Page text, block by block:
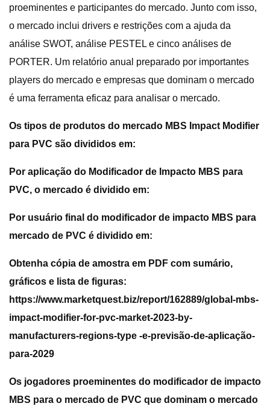
proeminentes e participantes do mercado. Junto com isso,
o mercado inclui drivers e restrições com a ajuda da
análise SWOT, análise PESTEL e cinco análises de
PORTER. Um relatório anual preparado por importantes
players do mercado e empresas que dominam o mercado
é uma ferramenta eficaz para analisar o mercado.
Os tipos de produtos do mercado MBS Impact Modifier
para PVC são divididos em:
Por aplicação do Modificador de Impacto MBS para
PVC, o mercado é dividido em:
Por usuário final do modificador de impacto MBS para
mercado de PVC é dividido em:
Obtenha cópia de amostra em PDF com sumário,
gráficos e lista de figuras:
https://www.marketquest.biz/report/162889/global-mbs-
impact-modifier-for-pvc-market-2023-by-
manufacturers-regions-type -e-previsão-de-aplicação-
para-2029
Os jogadores proeminentes do modificador de impacto
MBS para o mercado de PVC que dominam o mercado